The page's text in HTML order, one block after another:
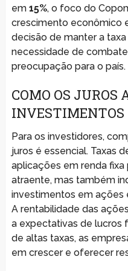
em 15%, o foco do
crescimento econômico
decisão de manter a
necessidade de
preocupação para o país.
COMO OS JUROS
INVESTIMENTOS
Para os investidores,
juros é essencial. Taxas
aplicações em renda
atraente, mas também
investimentos em ações
A rentabilidade das
a expectativas de lucros
de altas taxas, as
em crescer e oferecer